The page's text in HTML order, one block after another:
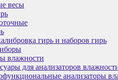
весы
гирь и наборов гирь
влажности
для анализаторов
анализаторы